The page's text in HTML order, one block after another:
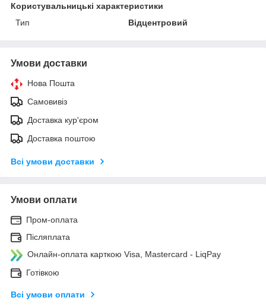
Користувальницькі характеристики
Тип
Відцентровий
Умови доставки
Нова Пошта
Самовивіз
Доставка кур'єром
Доставка поштою
Всі умови доставки
Умови оплати
Пром-оплата
Післяплата
Онлайн-оплата карткою Visa, Mastercard - LiqPay
Готівкою
Всі умови оплати